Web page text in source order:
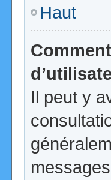
Haut
Il peut y